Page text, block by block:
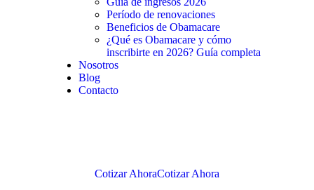
Período de renovaciones
Beneficios de Obamacare
¿Qué es Obamacare y cómo
inscribirte en 2026? Guía completa
Nosotros
Blog
Contacto
Cotizar AhoraCotizar Ahora